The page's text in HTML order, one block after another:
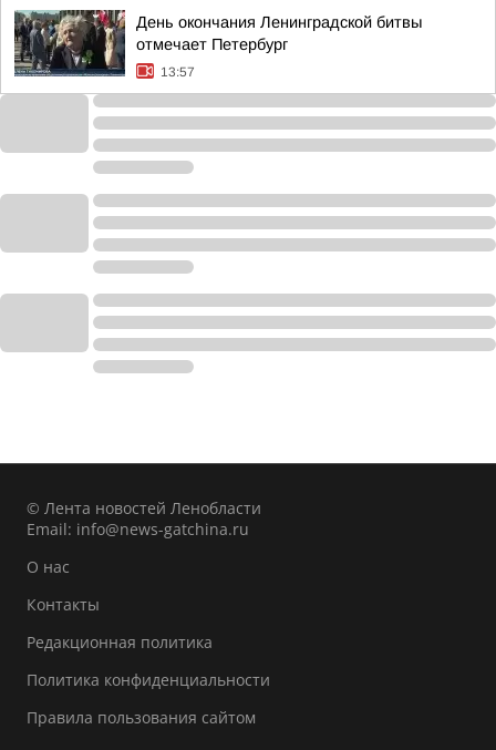
День окончания Ленинградской битвы
отмечает Петербург
13:57
© Лента новостей Ленобласти
Email: info@news-gatchina.ru
О нас
Контакты
Редакционная политика
Политика конфиденциальности
Правила пользования сайтом